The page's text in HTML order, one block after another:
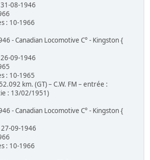
08-1946
: 10-1966
- Canadian Locomotive C° - Kingston {
09-1946
: 10-1965
km. (GT) – C.W. FM – entrée :
: 13/02/1951)
- Canadian Locomotive C° - Kingston {
09-1946
: 10-1966